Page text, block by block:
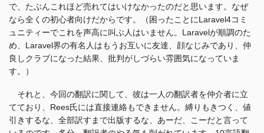
で、たぶんこれほど売れてはいけなかったのだと思います。なぜ
なら全くの初心者向けだからです。（困ったことにLaravel4コミ
ュニティーでこれを声高に叫ぶ人はいません。Laravelが順調のた
め、Laravel界の有名人はもうお互いに友達、顔なじみであり、仲
良しクラブになった結果、批判がしづらい雰囲気になっていま
す。）
それと、今回の翻訳に関して、彼は一人の翻訳者を仲介者に立
てており、Rees氏には直接連絡もできません。縛りもきつく、値
引きするな、全部訳すまで出版するな、あーだ、こーだと言って